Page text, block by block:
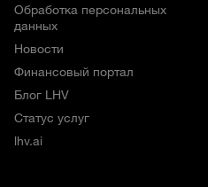
Обработка персональных
данных
Новости
Финансовый портал
Блог LHV
Статус услуг
lhv.ai